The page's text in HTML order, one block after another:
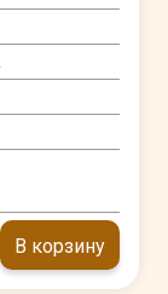
В корзину